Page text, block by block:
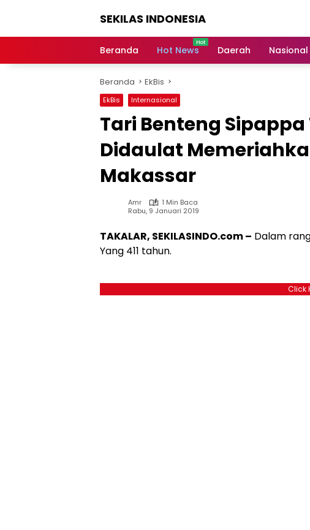
SEKILAS INDONESIA
Terkini,
Latest
World,
Headlines,
News
Beranda Hot News Daerah Nasional
Beranda EkBis
EkBis Internasional
Tari Benteng
Didaulat
Makassar
Amr
1 Min Baca
Rabu, 9 Januari 2019
TAKALAR, SEKILASINDO.com – Dalam
Yang 411 tahun.
Click